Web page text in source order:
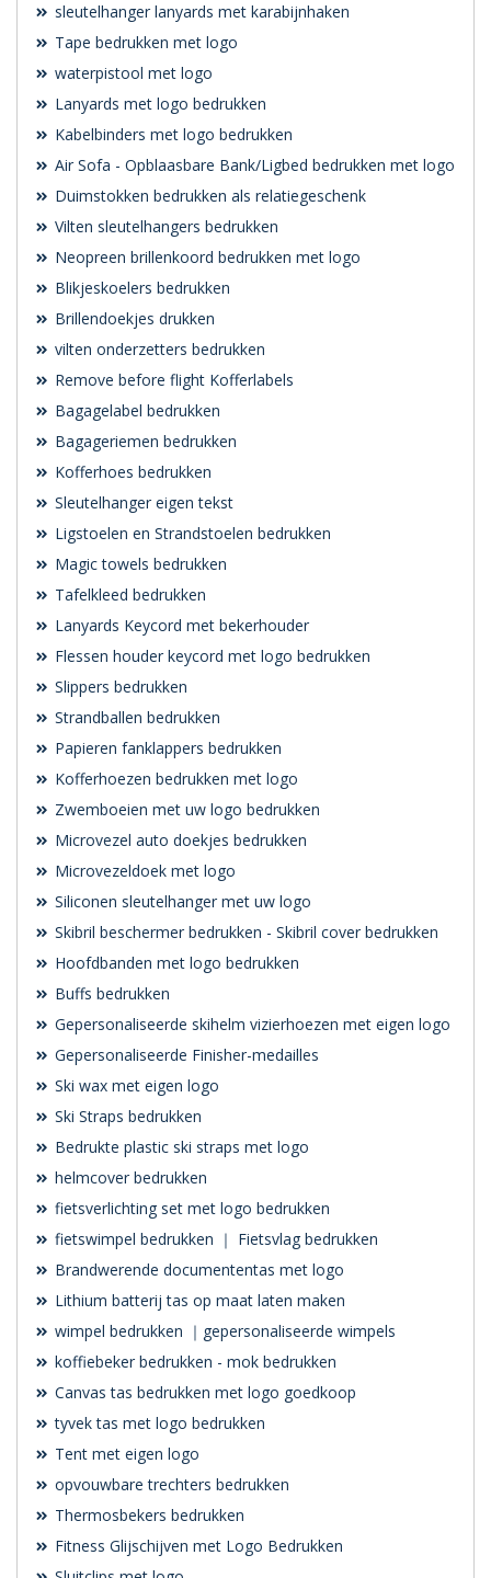
sleutelhanger lanyards met karabijnhaken
Tape bedrukken met logo
waterpistool met logo
Lanyards met logo bedrukken
Kabelbinders met logo bedrukken
Air Sofa - Opblaasbare Bank/Ligbed bedrukken met logo
Duimstokken bedrukken als relatiegeschenk
Vilten sleutelhangers bedrukken
Neopreen brillenkoord bedrukken met logo
Blikjeskoelers bedrukken
Brillendoekjes drukken
vilten onderzetters bedrukken
Remove before flight Kofferlabels
Bagagelabel bedrukken
Bagageriemen bedrukken
Kofferhoes bedrukken
Sleutelhanger eigen tekst
Ligstoelen en Strandstoelen bedrukken
Magic towels bedrukken
Tafelkleed bedrukken
Lanyards Keycord met bekerhouder
Flessen houder keycord met logo bedrukken
Slippers bedrukken
Strandballen bedrukken
Papieren fanklappers bedrukken
Kofferhoezen bedrukken met logo
Zwemboeien met uw logo bedrukken
Microvezel auto doekjes bedrukken
Microvezeldoek met logo
Siliconen sleutelhanger met uw logo
Skibril beschermer bedrukken - Skibril cover bedrukken
Hoofdbanden met logo bedrukken
Buffs bedrukken
Gepersonaliseerde skihelm vizierhoezen met eigen logo
Gepersonaliseerde Finisher-medailles
Ski wax met eigen logo
Ski Straps bedrukken
Bedrukte plastic ski straps met logo
helmcover bedrukken
fietsverlichting set met logo bedrukken
fietswimpel bedrukken ｜ Fietsvlag bedrukken
Brandwerende documententas met logo
Lithium batterij tas op maat laten maken
wimpel bedrukken ｜gepersonaliseerde wimpels
koffiebeker bedrukken - mok bedrukken
Canvas tas bedrukken met logo goedkoop
tyvek tas met logo bedrukken
Tent met eigen logo
opvouwbare trechters bedrukken
Thermosbekers bedrukken
Fitness Glijschijven met Logo Bedrukken